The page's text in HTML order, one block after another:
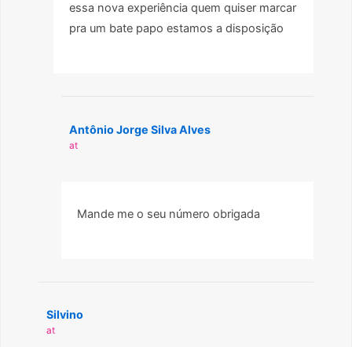
essa nova experiência quem quiser marcar
pra um bate papo estamos a disposição
Antônio Jorge Silva Alves
at
Mande me o seu número obrigada
Silvino
at